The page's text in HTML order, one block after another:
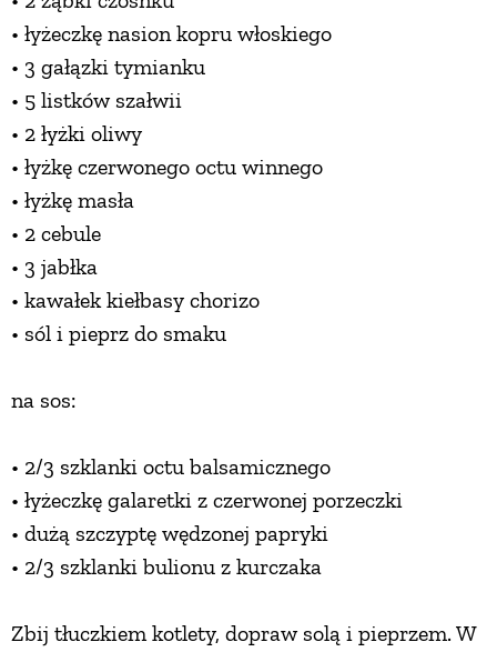
• łyżeczkę nasion kopru włoskiego
• 3 gałązki tymianku
• 5 listków szałwii
• 2 łyżki oliwy
• łyżkę czerwonego octu winnego
• łyżkę masła
• 2 cebule
• 3 jabłka
• kawałek kiełbasy chorizo
• sól i pieprz do smaku
na sos:
• 2/3 szklanki octu balsamicznego
• łyżeczkę galaretki z czerwonej porzeczki
• dużą szczyptę wędzonej papryki
• 2/3 szklanki bulionu z kurczaka
Zbij tłuczkiem kotlety, dopraw solą i pieprzem. W